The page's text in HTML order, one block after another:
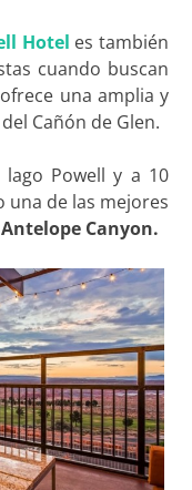
Hotel es también
cuando buscan
una amplia y
Cañón de Glen.
Powell y a 10
de las mejores
Canyon.